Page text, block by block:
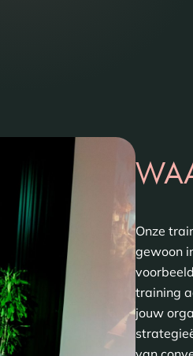
Onze
gewoon
training
jouw